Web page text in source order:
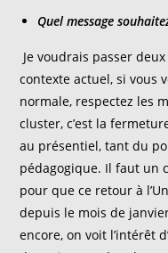
Quel message
Je voudrais passer
contexte actuel, si vous
normale, respectez les
cluster, c’est la
au présentiel, tant du
pédagogique. Il faut un
pour que ce retour à
depuis le mois de
encore, on voit l’intérêt